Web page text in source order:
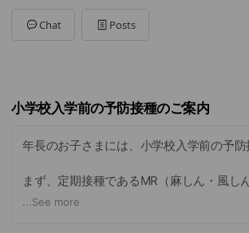
Tue09:00 - 13:00,15:00 - 18:30
15:00〜16:00(予防接種・健康診断)は完全予約制です
Chat Posts
小学校入学前の予防接種のご案内
年長のお子さまには、小学校入学前の予防
まず、定期接種であるMR（麻しん・風し
1歳時に1回目を接種していますが、2回
...See more